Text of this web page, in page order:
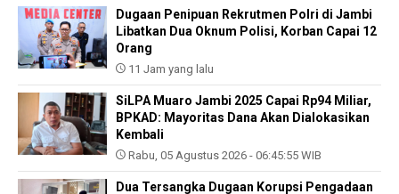
Dugaan Penipuan Rekrutmen Polri di Jambi
Libatkan Dua Oknum Polisi, Korban Capai 12
Orang
11 Jam yang lalu
SiLPA Muaro Jambi 2025 Capai Rp94 Miliar,
BPKAD: Mayoritas Dana Akan Dialokasikan
Kembali
Rabu, 05 Agustus 2026 - 06:45:55 WIB
Dua Tersangka Dugaan Korupsi Pengadaan